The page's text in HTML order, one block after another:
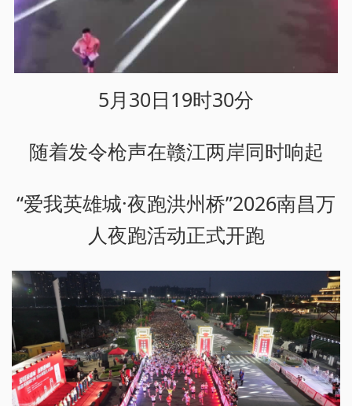
5月30日19时30分
随着发令枪声在赣江两岸同时响起
“爱我英雄城·夜跑洪州桥”2026南昌万
人夜跑活动正式开跑